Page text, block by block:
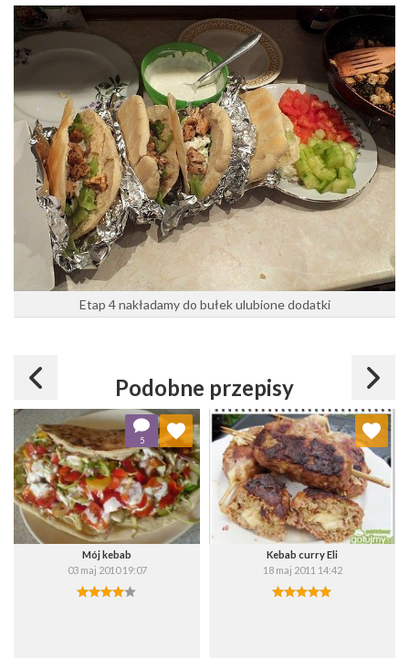
Etap 4 nakładamy do bułek ulubione dodatki
Podobne przepisy
Mój kebab
03 maj 2010 19:07
5
Dodaj do ulubionych
Wybierz listę:
Kebab curry Eli
18 maj 2011 14:42
Dodaj do ulubionych
Wybierz listę: